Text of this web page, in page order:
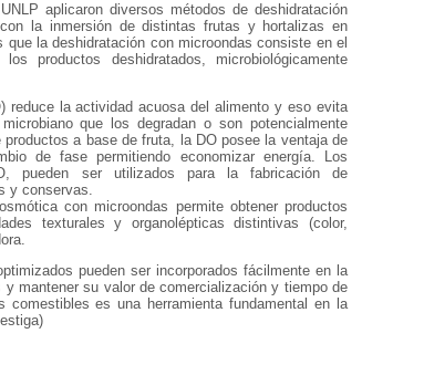
aplicaron diversos métodos de deshidratación
la inmersión de distintas frutas y hortalizas en
la deshidratación con microondas consiste en el
productos deshidratados, microbiológicamente
reduce la actividad acuosa del alimento y eso evita
que los degradan o son potencialmente
a base de fruta, la DO posee la ventaja de
de fase permitiendo economizar energía. Los
pueden ser utilizados para la fabricación de
y conservas.
con microondas permite obtener productos
texturales y organolépticas distintivas (color,
pueden ser incorporados fácilmente en la
mantener su valor de comercialización y tiempo de
comestibles es una herramienta fundamental en la